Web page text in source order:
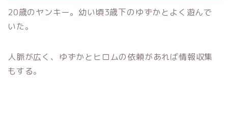
20歳のヤンキー。幼い頃3歳下のゆずかとよく遊んで
いた。
人脈が広く、ゆずかとヒロムの依頼があれば情報収集
もする。